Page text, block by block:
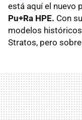
está aquí el nuevo
Pu+Ra HPE. Con
modelos
Stratos, pero